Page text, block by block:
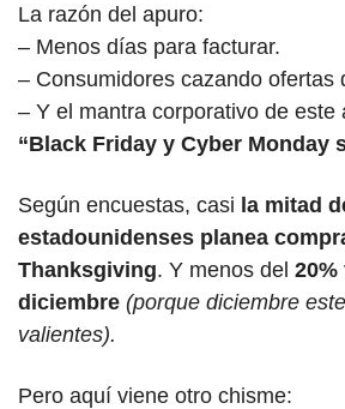
La razón del apuro:
– Menos días para facturar.
– Consumidores cazando ofertas
– Y el mantra corporativo de este
“Black Friday y Cyber Monday
Según encuestas, casi la mitad
estadounidenses planea
Thanksgiving. Y menos del 20%
diciembre (porque diciembre
valientes).
Pero aquí viene otro chisme: